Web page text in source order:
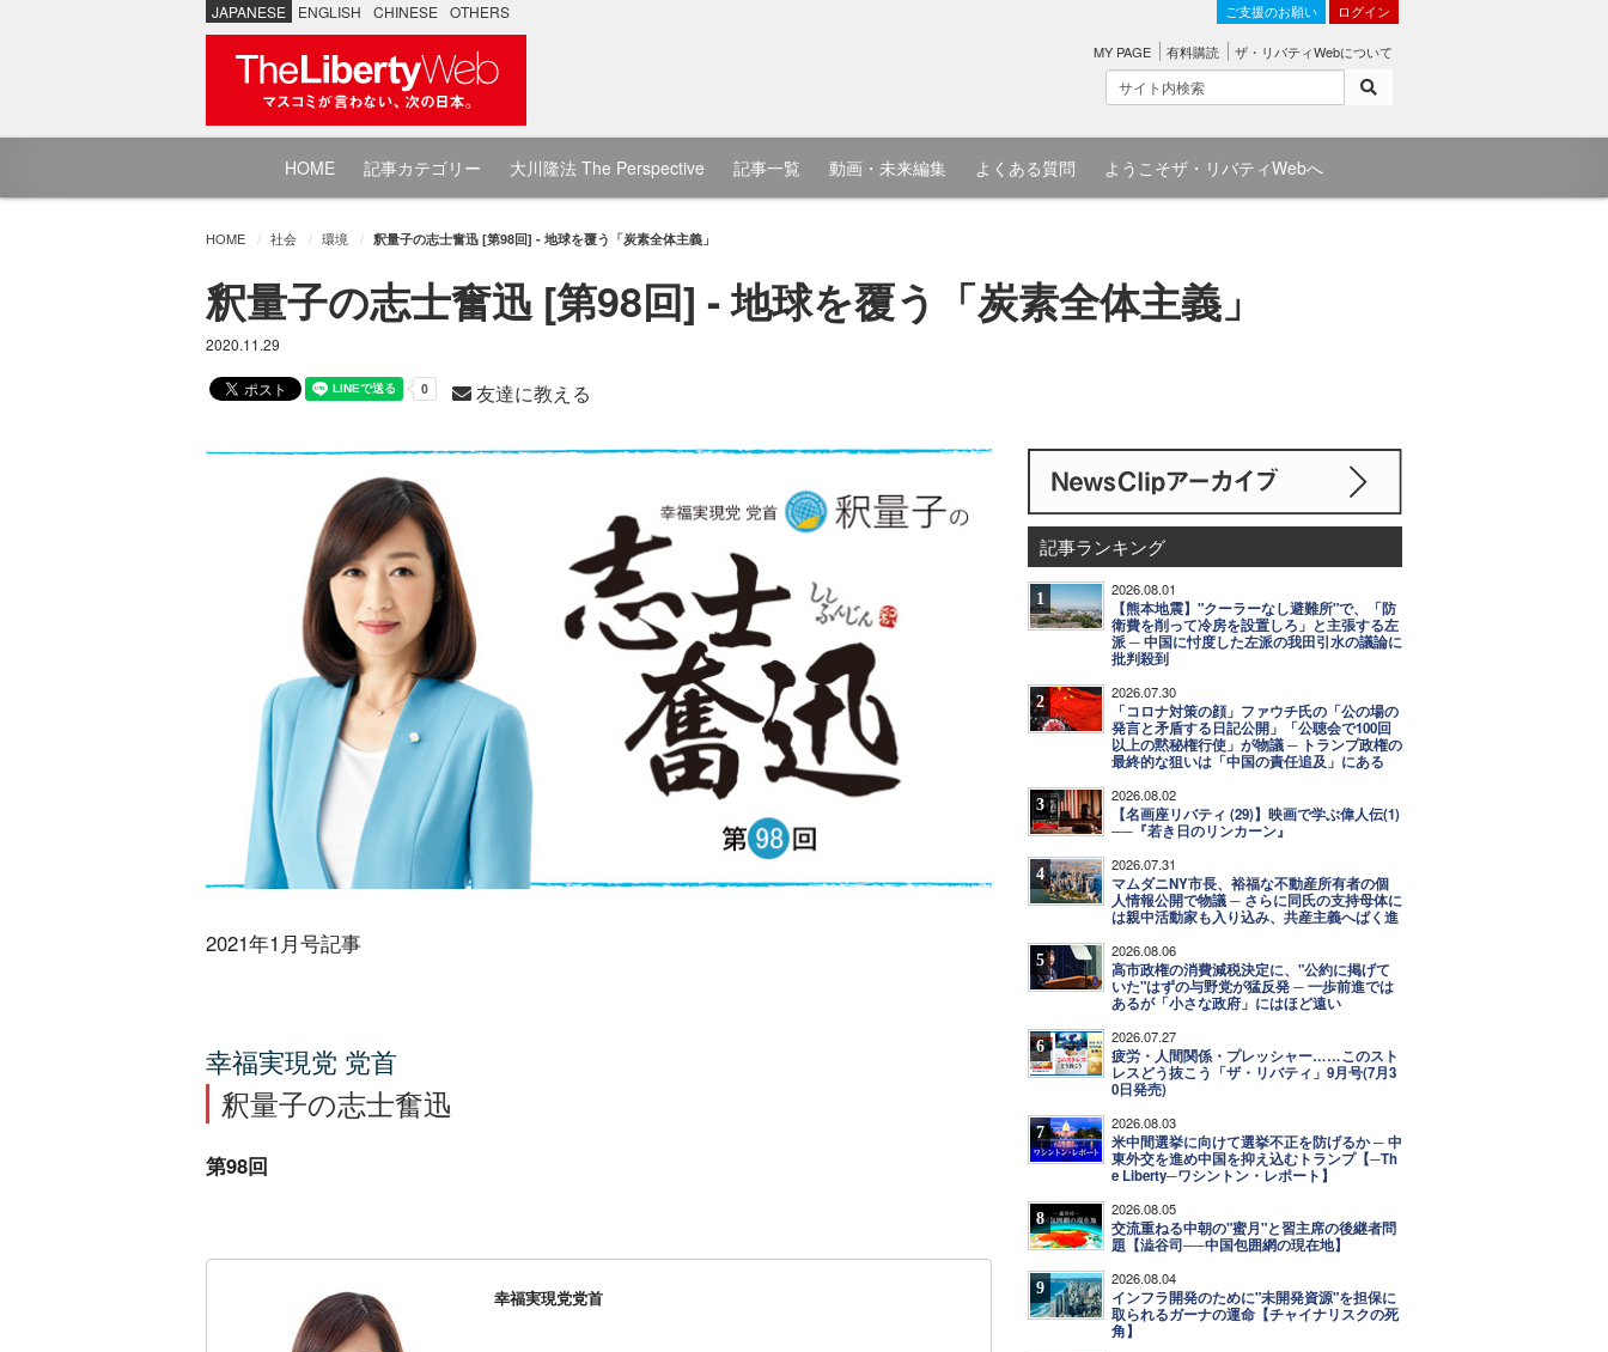
JAPANESE ENGLISH CHINESE OTHERS ご支援のお願い ログイン
MY PAGE 有料購読 ザ・リバティWebについて
HOME 記事カテゴリー 大川隆法 The Perspective 記事一覧 動画・未来編集 よくある質問 ようこそザ・リバティWebへ
HOME 社会 環境 釈量子の志士奮迅 [第98回] - 地球を覆う「炭素全体主義」
釈量子の志士奮迅 [第98回] - 地球を覆う「炭素全体主義」
2020.11.29
友達に教える
2021年1月号記事
幸福実現党 党首
釈量子の志士奮迅
第98回
幸福実現党党首
記事ランキング
1 2026.08.01
【熊本地震】"クーラーなし避難所"で、「防
衛費を削って冷房を設置しろ」と主張する左
派 ─ 中国に忖度した左派の我田引水の議論に
批判殺到
2 2026.07.30
「コロナ対策の顔」ファウチ氏の「公の場の
発言と矛盾する日記公開」「公聴会で100回
以上の黙秘権行使」が物議 ─ トランプ政権の
最終的な狙いは「中国の責任追及」にある
3 2026.08.02
【名画座リバティ (29)】映画で学ぶ偉人伝(1)
──『若き日のリンカーン』
4 2026.07.31
マムダニNY市長、裕福な不動産所有者の個
人情報公開で物議 ─ さらに同氏の支持母体に
は親中活動家も入り込み、共産主義へばく進
5 2026.08.06
高市政権の消費減税決定に、"公約に掲げて
いた"はずの与野党が猛反発 ─ 一歩前進では
あるが「小さな政府」にはほど遠い
6 2026.07.27
疲労・人間関係・プレッシャー……このスト
レスどう抜こう「ザ・リバティ」9月号(7月3
0日発売)
7 2026.08.03
米中間選挙に向けて選挙不正を防げるか ─ 中
東外交を進め中国を抑え込むトランプ【─Th
e Liberty─ワシントン・レポート】
8 2026.08.05
交流重ねる中朝の"蜜月"と習主席の後継者問
題【澁谷司──中国包囲網の現在地】
9 2026.08.04
インフラ開発のために"未開発資源"を担保に
取られるガーナの運命【チャイナリスクの死
角】